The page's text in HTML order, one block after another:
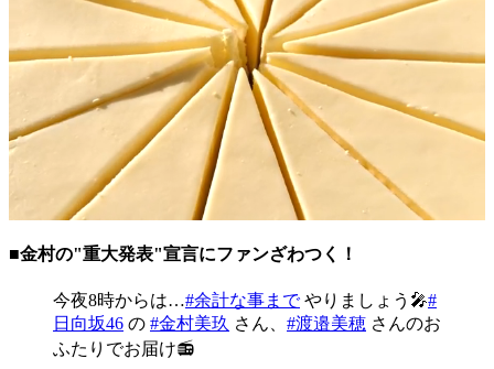
■金村の"重大発表"宣言にファンざわつく！
今夜8時からは…#余計な事までやりましょう🎤#
日向坂46 の #金村美玖 さん、 #渡邉美穂 さんのお
ふたりでお届け📻